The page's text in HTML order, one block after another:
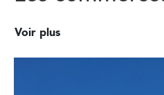
Voir plus